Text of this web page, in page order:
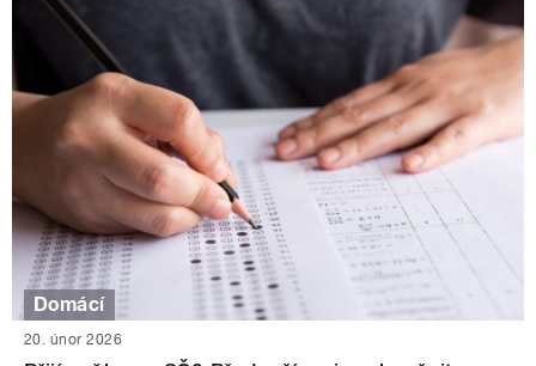
Domácí
20. únor 2026